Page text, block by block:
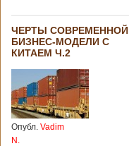
ЧЕРТЫ СОВРЕМЕННОЙ
БИЗНЕС-МОДЕЛИ С
КИТАЕМ Ч.2
Опубл. Vadim
N.